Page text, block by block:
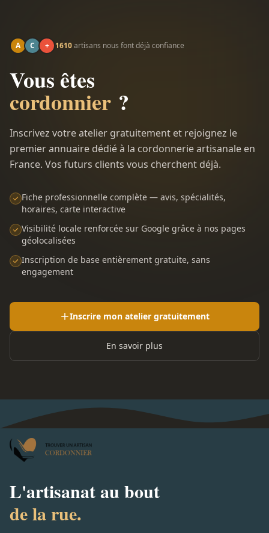
A C + 1610artisans nous font déjà confiance
Vous êtes
cordonnier ?
Inscrivez votre atelier gratuitement et rejoignez le
premier annuaire dédié à la cordonnerie artisanale en
France. Vos futurs clients vous cherchent déjà.
Fiche professionnelle complète — avis, spécialités,
horaires, carte interactive
Visibilité locale renforcée sur Google grâce à nos pages
géolocalisées
Inscription de base entièrement gratuite, sans
engagement
Inscrire mon atelier gratuitement
En savoir plus
L'artisanat au bout
de la rue.